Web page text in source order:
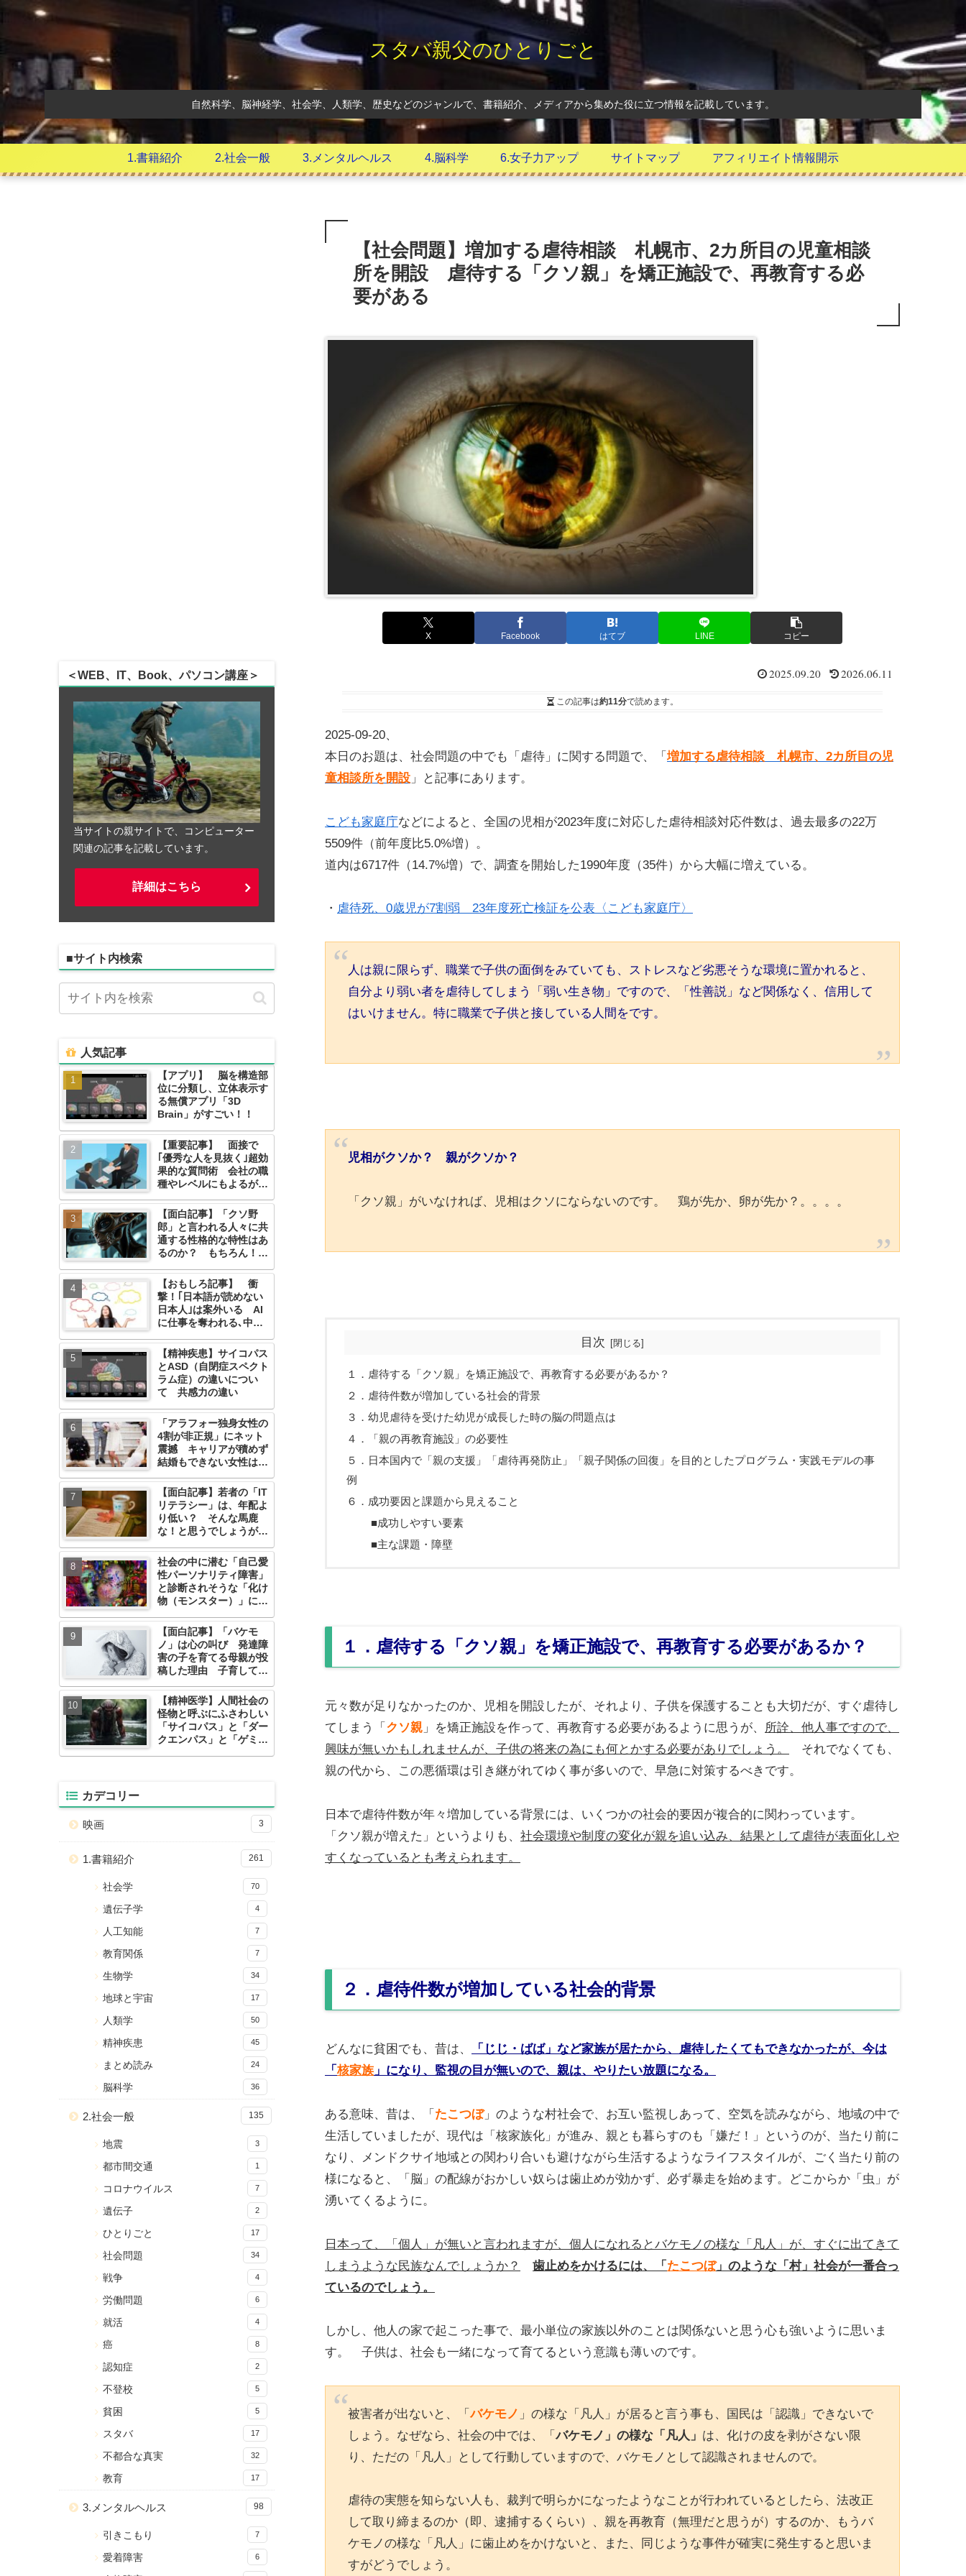
スタバ親父のひとりごと
自然科学、脳神経学、社会学、人類学、歴史などのジャンルで、書籍紹介、メディアから集めた役に立つ情報を記載しています。
1.書籍紹介 2.社会一般 3.メンタルヘルス 4.脳科学 6.女子力アップ サイトマップ アフィリエイト情報開示
【社会問題】増加する虐待相談 札幌市、2カ所目の児童相談
所を開設 虐待する「クソ親」を矯正施設で、再教育する必
要がある
X Facebook はてブ LINE コピー
2025.09.20 2026.06.11
この記事は約11分で読めます。
2025-09-20、
本日のお題は、社会問題の中でも「虐待」に関する問題で、「 増加する虐待相談 札幌市、2カ所目の児
童相談所を開設 」と記事にあります。
こども家庭庁などによると、全国の児相が2023年度に対応した虐待相談対応件数は、過去最多の22万
5509件（前年度比5.0%増）。
道内は6717件（14.7%増）で、調査を開始した1990年度（35件）から大幅に増えている。
・ 虐待死、0歳児が7割弱 23年度死亡検証を公表〈こども家庭庁〉
人は親に限らず、職業で子供の面倒をみていても、ストレスなど劣悪そうな環境に置かれると、
自分より弱い者を虐待してしまう「弱い生き物」ですので、「性善説」など関係なく、信用して
はいけません。特に職業で子供と接している人間をです。
児相がクソか？ 親がクソか？
「クソ親」がいなければ、児相はクソにならないのです。 鶏が先か、卵が先か？。。。。
目次
１．虐待する「クソ親」を矯正施設で、再教育する必要があるか？
２．虐待件数が増加している社会的背景
３．幼児虐待を受けた幼児が成長した時の脳の問題点は
４．「親の再教育施設」の必要性
５．日本国内で「親の支援」「虐待再発防止」「親子関係の回復」を目的としたプログラム・実践モデルの事
例
６．成功要因と課題から見えること
■成功しやすい要素
■主な課題・障壁
１．虐待する「クソ親」を矯正施設で、再教育する必要があるか？
元々数が足りなかったのか、児相を開設したが、それより、子供を保護することも大切だが、すぐ虐待し
てしまう「 クソ親 」を矯正施設を作って、再教育する必要があるように思うが、 所詮、他人事ですので、
興味が無いかもしれませんが、子供の将来の為にも何とかする必要がありでしょう。
それでなくても、
親の代から、この悪循環は引き継がれてゆく事が多いので、早急に対策するべきです。
日本で虐待件数が年々増加している背景には、いくつかの社会的要因が複合的に関わっています。
「クソ親が増えた」というよりも、 社会環境や制度の変化が親を追い込み、結果として虐待が表面化しや
すくなっているとも考えられます。
２．虐待件数が増加している社会的背景
どんなに貧困でも、昔は、
「じじ・ばば」など家族が居たから、虐待したくてもできなかったが、今は
「 核家族 」になり、監視の目が無いので、親は、やりたい放題になる。
ある意味、昔は、「 たこつぼ」のような村社会で、お互い監視しあって、空気を読みながら、地域の中で
生活していましたが、現代は「核家族化」が進み、親とも暮らすのも「嫌だ！」というのが、当たり前に
なり、メンドクサイ地域との関わり合いも避けながら生活するようなライフスタイルが、ごく当たり前の
様になると、「脳」の配線がおかしい奴らは歯止めが効かず、必ず暴走を始めます。どこからか「虫」が
湧いてくるように。
日本って、「個人」が無いと言われますが、個人になれるとバケモノの様な「凡人」が、すぐに出てきて
しまうような民族なんでしょうか？
歯止めをかけるには、「 たこつぼ」のような「村」社会が一番合っ
ているのでしょう。
しかし、他人の家で起こった事で、最小単位の家族以外のことは関係ないと思う心も強いように思いま
す。 子供は、社会も一緒になって育てるという意識も薄いのです。
被害者が出ないと、「バケモノ 」の様な「凡人」が居ると言う事も、国民は「認識」できないで
しょう。なぜなら、社会の中では、「バケモノ」の様な「凡人」 は、化けの皮を剥がさない限
り、ただの「凡人」として行動していますので、バケモノとして認識されませんので。
虐待の実態を知らない人も、裁判で明らかになったようなことが行われているとしたら、法改正
して取り締まるのか（即、逮捕するくらい）、親を再教育（無理だと思うが）するのか、もうバ
ケモノの様な「凡人」に歯止めをかけないと、また、同じような事件が確実に発生すると思いま
すがどうでしょう。
＜WEB、IT、Book、パソコン講座＞
当サイトの親サイトで、コンピューター
関連の記事を記載しています。
詳細はこちら
■サイト内検索
人気記事
【アプリ】 脳を構造部
位に分類し、立体表示す
る無償アプリ「3D
Brain」がすごい！！
【重要記事】 面接で
｢優秀な人を見抜く｣超効
果的な質問術 会社の職
種やレベルにもよるが難
【面白記事】「クソ野
郎」と言われる人々に共
通する性格的な特性はあ
るのか？ もちろん！
【おもしろ記事】 衝
撃！｢日本語が読めない
日本人｣は案外いる AI
に仕事を奪われる､中学
【精神疾患】サイコパス
とASD（自閉症スペクト
ラム症）の違いについ
て 共感力の違い
「アラフォー独身女性の
4割が非正規」にネット
震撼 キャリアが積めず
結婚もできない女性はど
【面白記事】若者の「IT
リテラシー」は、年配よ
り低い？ そんな馬鹿
な！と思うでしょうが納
社会の中に潜む「自己愛
性パーソナリティ障害」
と診断されそうな「化け
物（モンスター）」につ
【面白記事】「バケモ
ノ」は心の叫び 発達障
害の子を育てる母親が投
稿した理由 子育してる
Xに書込。
【精神医学】人間社会の
怪物と呼ぶにふさわしい
「サイコパス」と「ダー
クエンパス」と「ゲミュ
カデコリー
映画 3
1.書籍紹介 261
社会学 70
遺伝子学 4
人工知能 7
教育関係 7
生物学 34
地球と宇宙 17
人類学 50
精神疾患 45
まとめ読み 24
脳科学 36
2.社会一般 135
地震 3
都市間交通 1
コロナウイルス 7
遺伝子 2
ひとりごと 17
社会問題 34
戦争 4
労働問題 6
就活 4
癌 8
認知症 2
不登校 5
貧困 5
スタバ 17
不都合な真実 32
教育 17
3.メンタルヘルス 98
引きこもり 7
愛着障害 6